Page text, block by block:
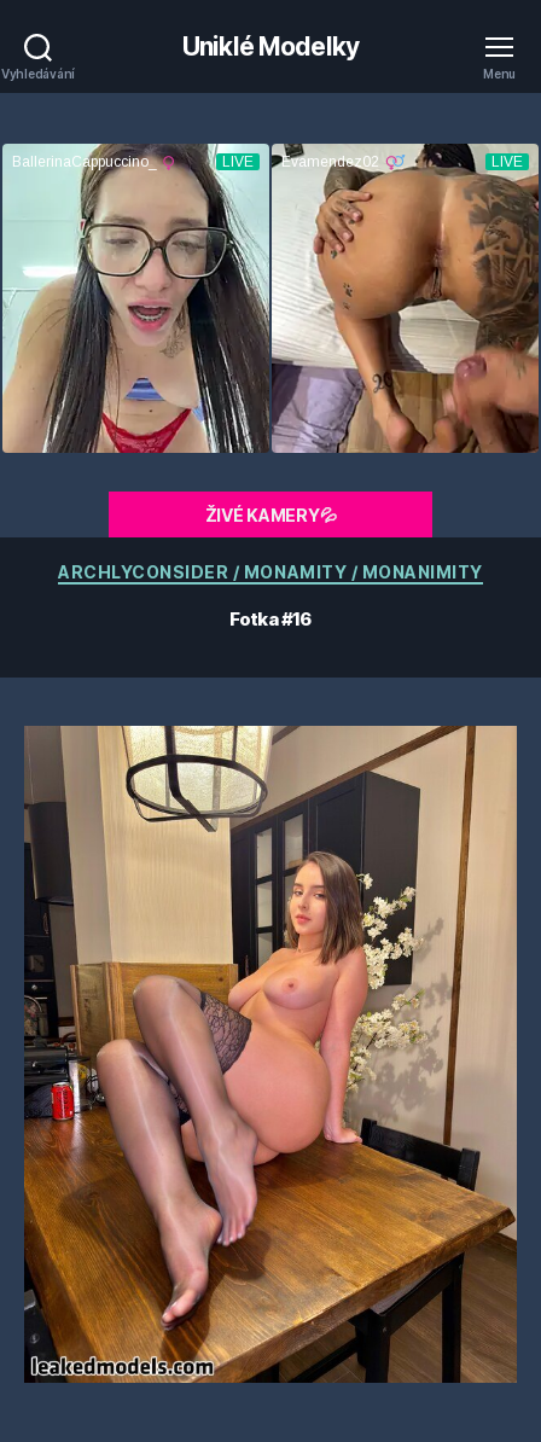
Vyhledávání
Uniklé Modelky
Menu
ŽIVÉ KAMERY💦
Kategorie
ARCHLYCONSIDER / MONAMITY / MONANIMITY
Fotka #16